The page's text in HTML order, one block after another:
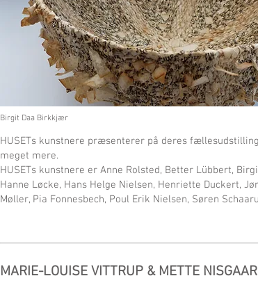
Birgit Daa Birkkjær
HUSETs kunstnere præsenterer på deres
meget mere.
HUSETs kunstnere er Anne Rolsted, Better Lübbert,
Hanne Løcke, Hans Helge Nielsen, Henriette Duckert,
Møller, Pia Fonnesbech, Poul Erik Nielsen, Søren
MARIE-LOUISE VITTRUP & METTE